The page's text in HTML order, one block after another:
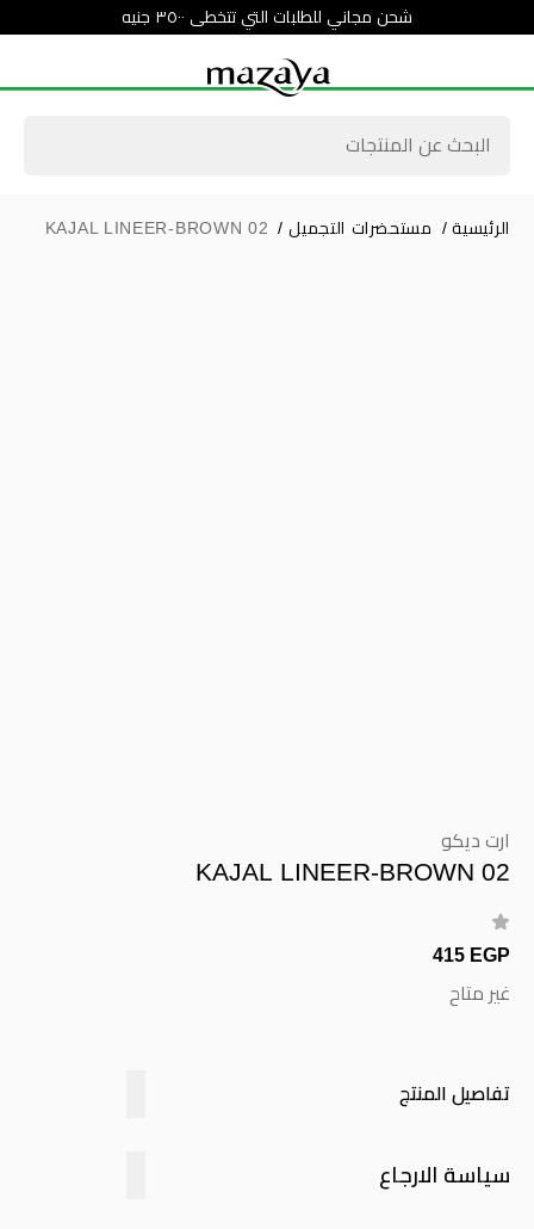
شحن مجاني للطلبات التي تتخطى ٣٥٠٠ جنيه
الرئيسية / مستحضرات التجميل /
KAJAL LINEER-BROWN 02
ارت ديكو
KAJAL LINEER-BROWN 02
415 EGP
غير متاح
تفاصيل المنتج
سياسة الارجاع